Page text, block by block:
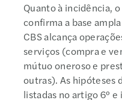
Quanto à incidência,
confirma a base
CBS alcança
serviços (compra e
mútuo oneroso e
outras). As hipóteses
listadas no artigo 6º